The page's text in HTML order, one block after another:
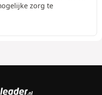
zorg te